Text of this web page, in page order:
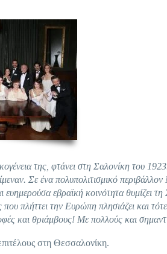
της, φτάνει στη Σαλονίκη του 1923.
Σε ένα πολυπολιτισμικό
ευημερούσα εβραϊκή κοινότητα θυμίζει
πλήττει την Ευρώπη πλησιάζει και
και θριάμβους! Με πολλούς και
στη Θεσσαλονίκη.